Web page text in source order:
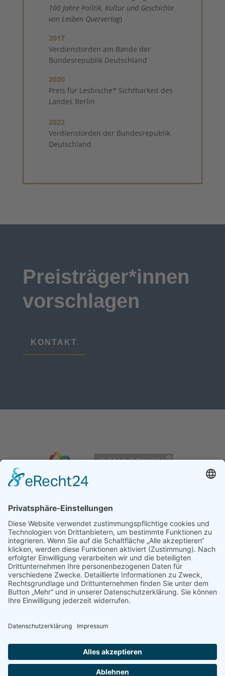
100 Jahre Politik, Kultur und Geschichte
von Lesben Querverlag)
2017
Verdienstorden am Bande der
Bundesrepublik Deutschland
2020
Preis für Lesbische* Sichtbarkeit des
Landes Berlin
2022
Verdienstorden der Bundesrepublik
Deutschland
Preisträger*innen
vorschlagen
KONTAKT
Impressum |Datenschutz|Cookies verwalten